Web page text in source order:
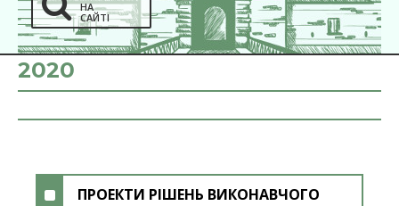
НА
САЙТІ
2020
ПРОЕКТИ РІШЕНЬ ВИКОНАВЧОГО